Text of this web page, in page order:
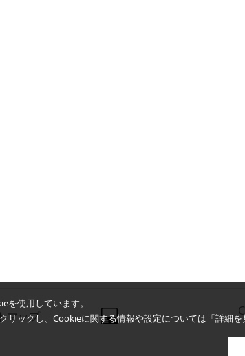
使用しています。
リックし、Cookieに関する情報や設定については「詳細
マップ